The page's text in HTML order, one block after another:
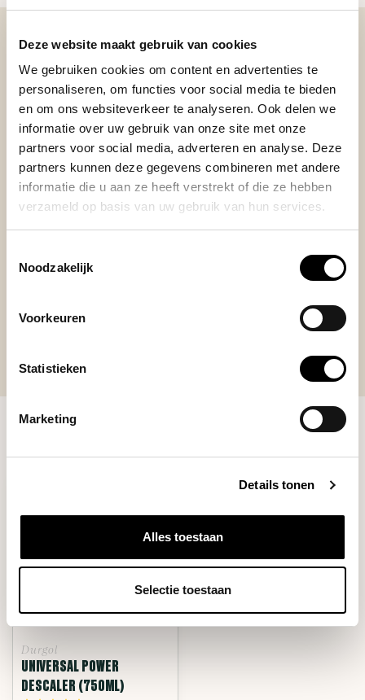
Deze website maakt gebruik van cookies
We gebruiken cookies om content en advertenties te
personaliseren, om functies voor social media te bieden
en om ons websiteverkeer te analyseren. Ook delen we
informatie over uw gebruik van onze site met onze
partners voor social media, adverteren en analyse. Deze
partners kunnen deze gegevens combineren met andere
informatie die u aan ze heeft verstrekt of die ze hebben
verzameld op basis van uw gebruik van hun services.
Noodzakelijk
Voorkeuren
Statistieken
Marketing
Details tonen
Alles toestaan
Selectie toestaan
BEKIJK ONZE REVIEWS
REVIEWS Je beoordeling toevoegen
Posted on 27 April 2026 at 20:10 door Rob Dekker
Prima.
RECENT BEKEKEN
Durgol
UNIVERSAL POWER
DESCALER (750ML)